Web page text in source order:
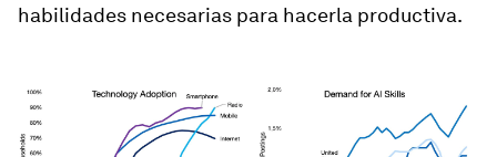
habilidades necesarias para hacerla productiva.